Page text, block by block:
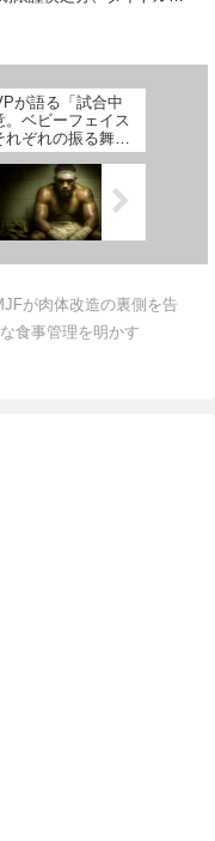
部の意見は割れており、
が語る「試合中
。ベビーフェイス
ぞれの振る舞い
が肉体改造の裏側を告
食事管理を明かす